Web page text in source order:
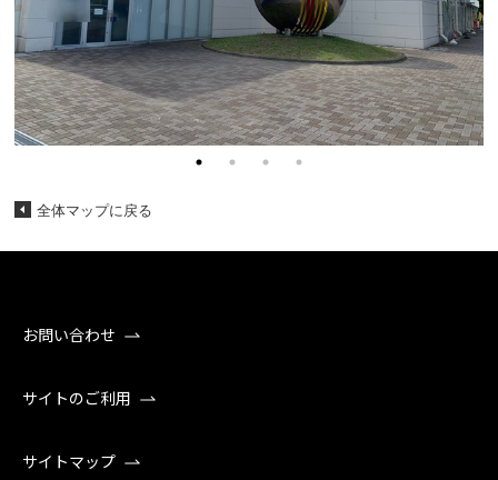
全体マップに戻る
お問い合わせ
サイトのご利用
サイトマップ